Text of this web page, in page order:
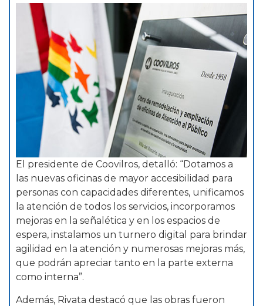
El presidente de Coovilros, detalló: “Dotamos a
las nuevas oficinas de mayor accesibilidad para
personas con capacidades diferentes, unificamos
la atención de todos los servicios, incorporamos
mejoras en la señalética y en los espacios de
espera, instalamos un turnero digital para brindar
agilidad en la atención y numerosas mejoras más,
que podrán apreciar tanto en la parte externa
como interna”.
Además, Rivata destacó que las obras fueron